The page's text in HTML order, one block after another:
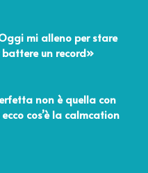
mi alleno per stare
battere un record»
non è quella con
cos’è la calmcation